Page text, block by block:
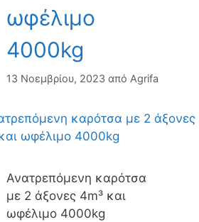
ωφέλιμο
4000kg
13 Νοεμβρίου, 2023 από Agrifa
Ανατρεπόμενη καρότσα
με 2 άξονες 4m³ και
ωφέλιμο 4000kg